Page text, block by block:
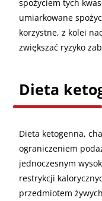
spożyciem tych
umiarkowane
korzystne, z kolei
zwiększać ryzyko
Dieta
Dieta ketogenna,
ograniczeniem
jednoczesnym
restrykcji
przedmiotem